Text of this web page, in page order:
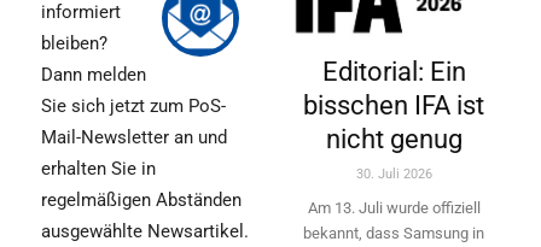
informiert
bleiben?
Dann melden
Sie sich jetzt zum PoS-
Mail-Newsletter an und
erhalten Sie in
regelmäßigen Abständen
ausgewählte Newsartikel.
Editorial: Ein
bisschen IFA ist
nicht genug
30. Juli 2026
Am 13. Juli wurde offiziell
bekannt, dass Samsung in